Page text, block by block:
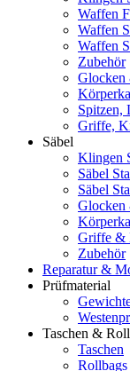
Waffen
Waffen
Waffen
Zubehör
Glocken
Spitzen,
Griffe,
Säbel
Klingen
Säbel
Säbel
Glocken
Griffe &
Zubehör
Reparatur &
Prüfmaterial
Taschen &
Taschen
Rollbags